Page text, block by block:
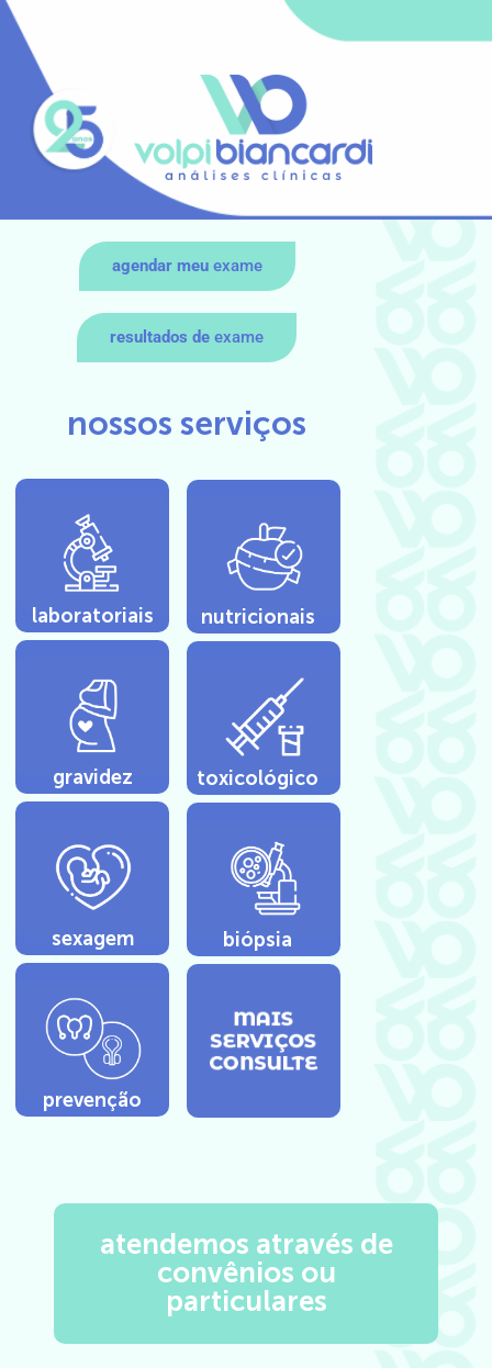
agendar meuexame
resultados de exame
nossos serviços
laboratoriais
gravidez
sexagem
prevenção
nutricionais
toxicológico
biópsia
atendemos através de
convênios ou
particulares